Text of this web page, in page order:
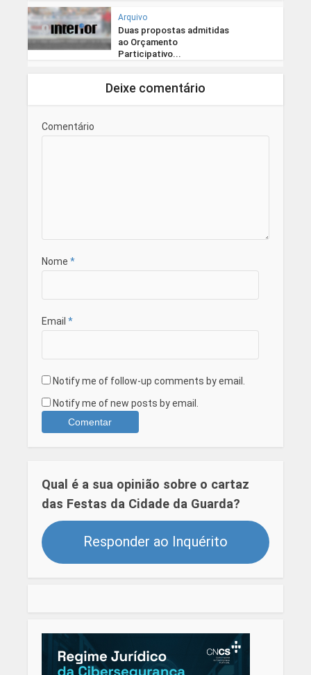
Arquivo
Duas propostas admitidas
ao Orçamento
Participativo...
Deixe comentário
Comentário
Nome *
Email *
Notify me of follow-up comments by email.
Notify me of new posts by email.
Qual é a sua opinião sobre o cartaz
das Festas da Cidade da Guarda?
Responder ao Inquérito